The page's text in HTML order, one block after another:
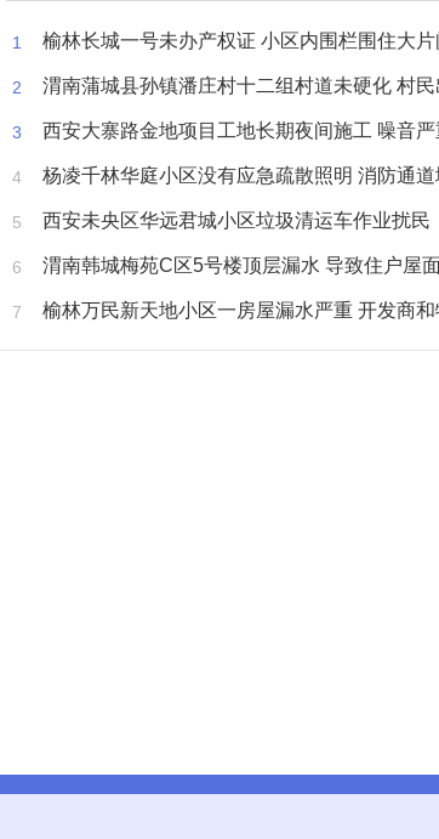
榆林长城一号未办产权证 小区内围栏围住大片闲置
渭南蒲城县孙镇潘庄村十二组村道未硬化 村民出
西安大寨路金地项目工地长期夜间施工 噪音严重
杨凌千林华庭小区没有应急疏散照明 消防通
西安未央区华远君城小区垃圾清运车作业扰民
渭南韩城梅苑C区5号楼顶层漏水 导致住户屋面被
榆林万民新天地小区一房屋漏水严重 开发商和物业不予